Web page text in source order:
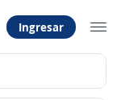
Ingresar